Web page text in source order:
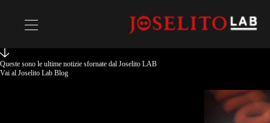
Ricette
Queste sono le ultime notizie sfornate dal Joselito LAB
Vai al Joselito Lab Blog